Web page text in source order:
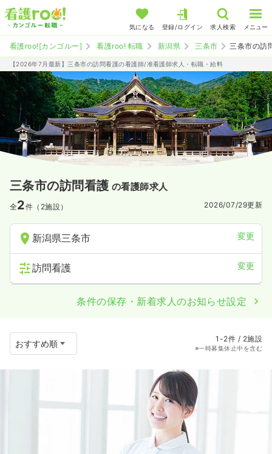
気になる 登録/ログイン 求人検索 メニュー
看護roo![カンゴルー] 看護roo! 転職 新潟県 三条市 三条市の訪
【2026年7月最新】三条市の訪問看護の看護師/准看護師求人・転職・給料
三条市の訪問看護 の看護師求人
全2件（2施設） 2026/07/29更新
新潟県三条市 変更
訪問看護 変更
条件の保存・新着求人のお知らせ設定
1-2件 / 2施設
※一時募集休止中を含む